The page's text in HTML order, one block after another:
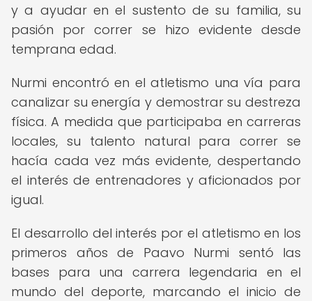
y a ayudar en el sustento de su familia, su
pasión por correr se hizo evidente desde
temprana edad.
Nurmi encontró en el atletismo una vía para
canalizar su energía y demostrar su destreza
física. A medida que participaba en carreras
locales, su talento natural para correr se
hacía cada vez más evidente, despertando
el interés de entrenadores y aficionados por
igual.
El desarrollo del interés por el atletismo en los
primeros años de Paavo Nurmi sentó las
bases para una carrera legendaria en el
mundo del deporte, marcando el inicio de